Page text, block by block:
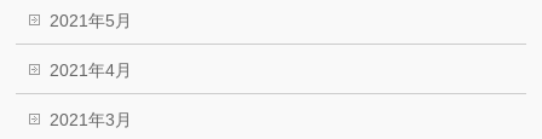
2021年5月
2021年4月
2021年3月